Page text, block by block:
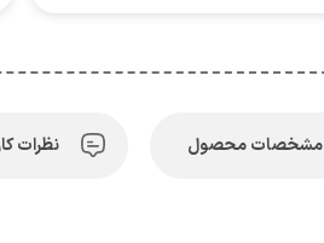
مشخصات محصول نظرات